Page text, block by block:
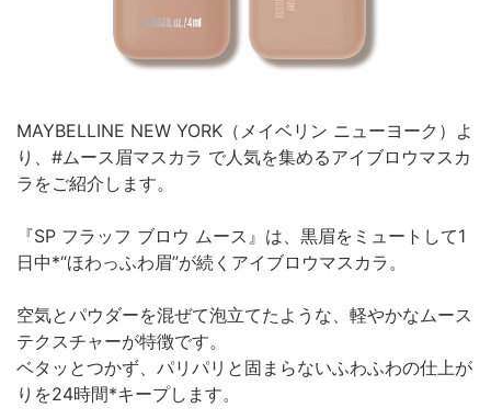
MAYBELLINE NEW YORK（メイベリン ニューヨーク）よ
り、#ムース眉マスカラ で人気を集めるアイブロウマスカ
ラをご紹介します。
『SP フラッフ ブロウ ムース』は、黒眉をミュートして1
日中*“ほわっふわ眉”が続くアイブロウマスカラ。
空気とパウダーを混ぜて泡立てたような、軽やかなムース
テクスチャーが特徴です。
ベタッとつかず、パリパリと固まらないふわふわの仕上が
りを24時間*キープします。